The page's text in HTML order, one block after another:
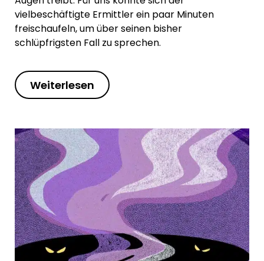
vielbeschäftigte Ermittler ein paar Minuten
freischaufeln, um über seinen bisher
schlüpfrigsten Fall zu sprechen.
Weiterlesen